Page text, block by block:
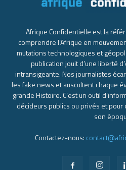
Afrique Confidentielle est la
comprendre l’Afrique en
mutations technologiques et
publication jouit d’une liberté
intransigeante. Nos journalistes
les fake news et auscultent chaque
grande Histoire. C’est un outil
décideurs publics ou privés et
son
Contactez-nous: